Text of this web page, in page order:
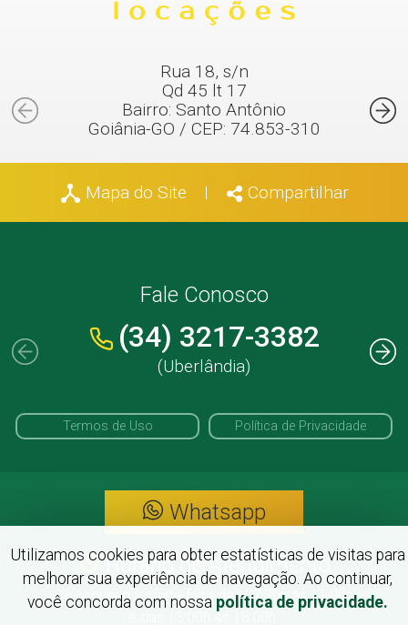
Rua 18, s/n
Qd 45 lt 17
Bairro: Santo Antônio
Goiânia-GO / CEP: 74.853-310
Mapa do Site | Compartilhar
Fale Conosco
(34) 3217-3382
(Uberlândia)
Termos de Uso Política de Privacidade
Whatsapp
Horário de Atendimento
De segunda a sexta-feira das 07:30h às 11:00h
e das 13:00h às 18:00h.
Utilizamos cookies para obter estatísticas de visitas para
melhorar sua experiência de navegação. Ao continuar,
você concorda com nossa política de privacidade.